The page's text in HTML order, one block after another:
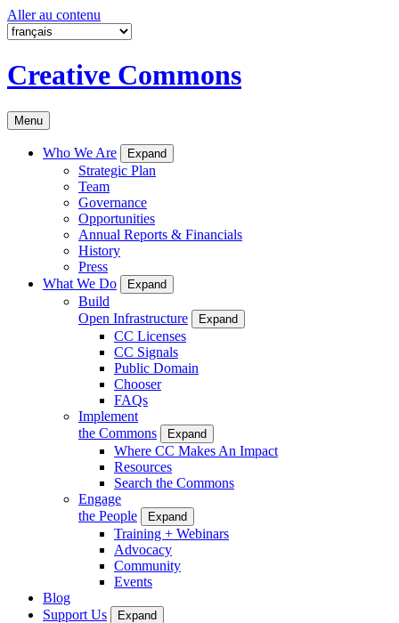
Aller au contenu
Creative Commons
Menu
Who We Are Expand
Strategic Plan
Team
Governance
Opportunities
Annual Reports & Financials
History
Press
What We Do
Expand
Build
Open Infrastructure
Expand
CC Licenses
CC Signals
Public Domain
Chooser
FAQs
Implement
the Commons
Expand
Where CC Makes An Impact
Resources
Search the Commons
Engage
the People
Expand
Training + Webinars
Advocacy
Community
Events
Blog
Support Us
Expand